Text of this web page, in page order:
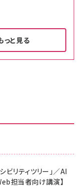
と見る
24号 No.2500増刊
エンタメの矜持／
証5年 KLMEA128G
17 用 保護フィ
(6.3インチ) 対応
証5年 KLMEA128G
Amazonロゴ - クラ
リティツリー」／AI
担当者向け講演】